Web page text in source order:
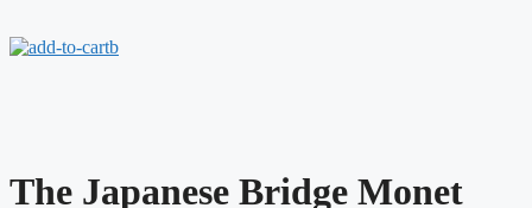
The Japanese Bridge Monet